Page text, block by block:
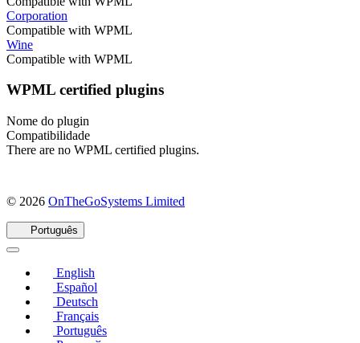
Corporation
Compatible with WPML
Wine
Compatible with WPML
WPML certified plugins
Nome do plugin
Compatibilidade
There are no WPML certified plugins.
© 2026 OnTheGoSystems Limited
Português
English
Español
Deutsch
Français
Português